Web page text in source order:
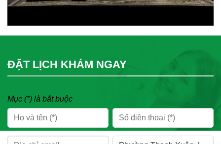
ĐẶT LỊCH KHÁM NGAY
Mục (*) là bắt buộc